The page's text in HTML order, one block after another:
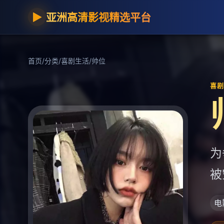
▶ 亚洲高清影视精选平台
首页/分类/喜剧生活/帅位
喜